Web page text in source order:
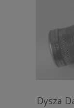
Dysza